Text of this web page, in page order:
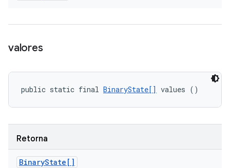
valores
public static final BinaryState[] values ()
Retorna
BinaryState[]